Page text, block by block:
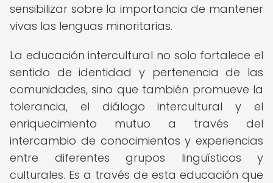
sensibilizar sobre la importancia de mantener
vivas las lenguas minoritarias.
La educación intercultural no solo fortalece el
sentido de identidad y pertenencia de las
comunidades, sino que también promueve la
tolerancia, el diálogo intercultural y el
enriquecimiento mutuo a través del
intercambio de conocimientos y experiencias
entre diferentes grupos lingüísticos y
culturales. Es a través de esta educación que